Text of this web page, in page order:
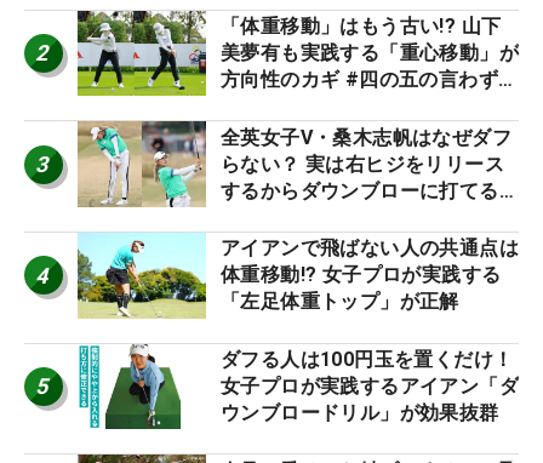
2
「体重移動」はもう古い!? 山下
美夢有も実践する「重心移動」が
方向性のカギ #四の五の言わず振
3
全英女子V・桑木志帆はなぜダフ
らない？ 実は右ヒジをリリース
するからダウンブローに打てる #
4
アイアンで飛ばない人の共通点は
体重移動!? 女子プロが実践する
「左足体重トップ」が正解
5
ダフる人は100円玉を置くだけ！
女子プロが実践するアイアン「ダ
ウンブロードリル」が効果抜群